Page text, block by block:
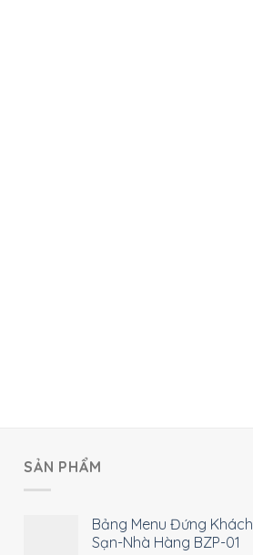
SẢN PHẨM
Bảng Menu Đứng Khách
Sạn-Nhà Hàng BZP-01